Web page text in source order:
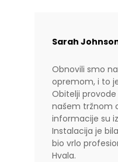
Sarah
Obnovili smo
opremom, i to
Obitelji
našem tržnom
informacije su
Instalacija je
bio vrlo
Hvala.